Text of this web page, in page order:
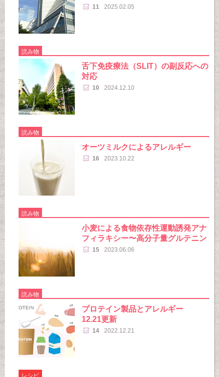
11 2025.02.05
読み物
舌下免疫療法（SLIT）の副反応への
対応
10 2024.12.10
読み物
オーツミルクによるアレルギー
16 2023.10.22
読み物
小麦による食物依存性運動誘発アナ
フィラキシー〜高分子量グルテニン
15 2023.06.06
読み物
プロテイン製品とアレルギー
12.21更新
14 2022.12.21
レシピ